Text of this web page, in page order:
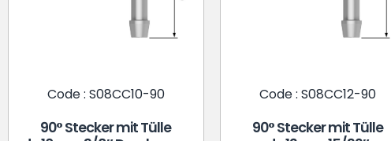
Code : S08CC10-90
90° Stecker mit Tülle
Code : S08CC12-90
90° Stecker mit Tülle